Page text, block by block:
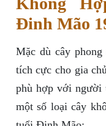
Đinh Mão
Mặc dù cây
tích cực cho gia
phù hợp với
một số loại cây